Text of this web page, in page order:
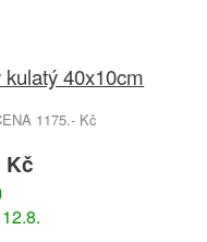
40x10cm
1175.- Kč
Kč